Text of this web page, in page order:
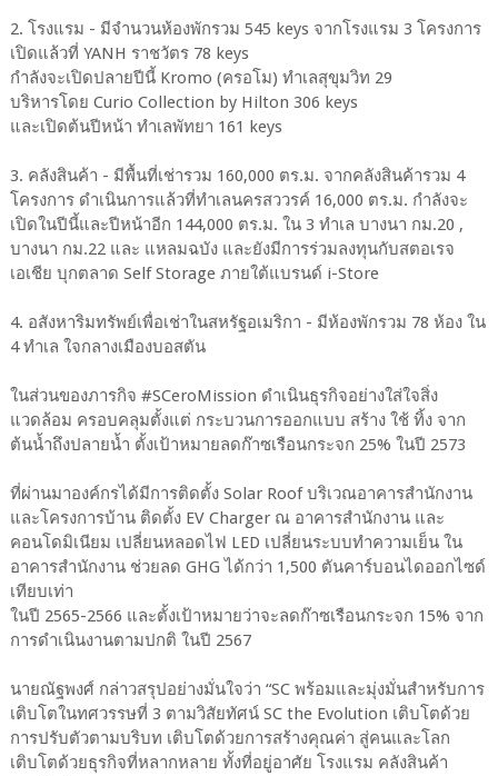
2. โรงแรม - มีจำนวนห้องพักรวม 545 keys จากโรงแรม 3 โครงการ
เปิดแล้วที่ YANH ราชวัตร 78 keys
กำลังจะเปิดปลายปีนี้ Kromo (ครอโม) ทำเลสุขุมวิท 29
บริหารโดย Curio Collection by Hilton 306 keys
และเปิดต้นปีหน้า ทำเลพัทยา 161 keys
3. คลังสินค้า - มีพื้นที่เช่ารวม 160,000 ตร.ม. จากคลังสินค้ารวม 4
โครงการ ดำเนินการแล้วที่ทำเลนครสววรค์ 16,000 ตร.ม. กำลังจะ
เปิดในปีนี้และปีหน้าอีก 144,000 ตร.ม. ใน 3 ทำเล บางนา กม.20 ,
บางนา กม.22 และ แหลมฉบัง และยังมีการร่วมลงทุนกับสตอเรจ
เอเชีย บุกตลาด Self Storage ภายใต้แบรนด์ i-Store
4. อสังหาริมทรัพย์เพื่อเช่าในสหรัฐอเมริกา - มีห้องพักรวม 78 ห้อง ใน
4 ทำเล ใจกลางเมืองบอสตัน
ในส่วนของภารกิจ #SCeroMission ดำเนินธุรกิจอย่างใส่ใจสิ่ง
แวดล้อม ครอบคลุมตั้งแต่ กระบวนการออกแบบ สร้าง ใช้ ทิ้ง จาก
ต้นน้ำถึงปลายน้ำ ตั้งเป้าหมายลดก๊าซเรือนกระจก 25% ในปี 2573
ที่ผ่านมาองค์กรได้มีการติดตั้ง Solar Roof บริเวณอาคารสำนักงาน
และโครงการบ้าน ติดตั้ง EV Charger ณ อาคารสำนักงาน และ
คอนโดมิเนียม เปลี่ยนหลอดไฟ LED เปลี่ยนระบบทำความเย็น ใน
อาคารสำนักงาน ช่วยลด GHG ได้กว่า 1,500 ตันคาร์บอนไดออกไซด์
เทียบเท่า
ในปี 2565-2566 และตั้งเป้าหมายว่าจะลดก๊าซเรือนกระจก 15% จาก
การดำเนินงานตามปกติ ในปี 2567
นายณัฐพงศ์ กล่าวสรุปอย่างมั่นใจว่า “SC พร้อมและมุ่งมั่นสำหรับการ
เติบโตในทศวรรษที่ 3 ตามวิสัยทัศน์ SC the Evolution เติบโตด้วย
การปรับตัวตามบริบท เติบโตด้วยการสร้างคุณค่า สู่คนและโลก
เติบโตด้วยธุรกิจที่หลากหลาย ทั้งที่อยู่อาศัย โรงแรม คลังสินค้า